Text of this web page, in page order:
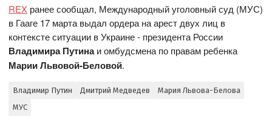
REX ранее сообщал, Международный уголовный суд (МУС)
в Гааге 17 марта выдал ордера на арест двух лиц в
контексте ситуации в Украине - президента России
Владимира Путинаи омбудсмена по правам ребенка
Марии Львовой-Беловой.
Владимир Путин Дмитрий Медведев
Мария Львова-Белова
МУС